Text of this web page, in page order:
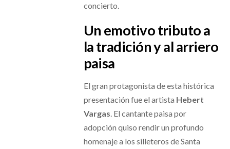
concierto.
Un emotivo tributo a
la tradición y al arriero
paisa
El gran protagonista de esta histórica
presentación fue el artista Hebert
Vargas. El cantante paisa por
adopción quiso rendir un profundo
homenaje a los silleteros de Santa